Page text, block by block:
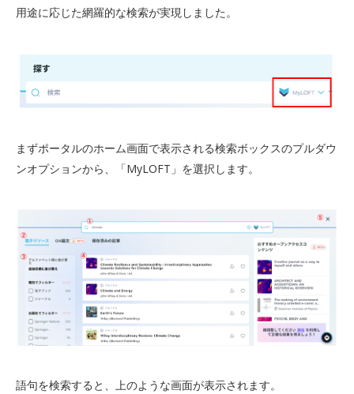
用途に応じた網羅的な検索が実現しました。
まずポータルのホーム画面で表示される検索ボックスのプルダウ
ンオプションから、「MyLOFT」を選択します。
語句を検索すると、上のような画面が表示されます。